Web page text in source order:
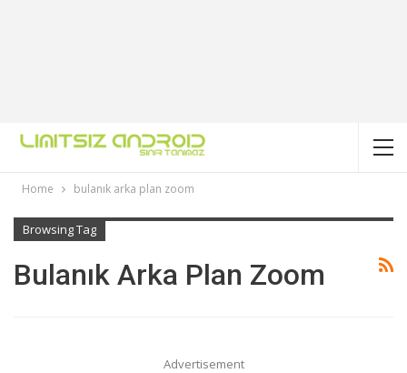
Home bulanık arka plan zoom
Browsing Tag
Bulanık Arka Plan Zoom
Advertisement